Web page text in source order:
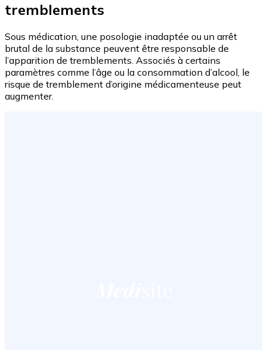
tremblements
Sous médication, une posologie inadaptée ou un arrêt
brutal de la substance peuvent être responsable de
l’apparition de tremblements. Associés à certains
paramètres comme l’âge ou la consommation d’alcool, le
risque de tremblement d’origine médicamenteuse peut
augmenter.